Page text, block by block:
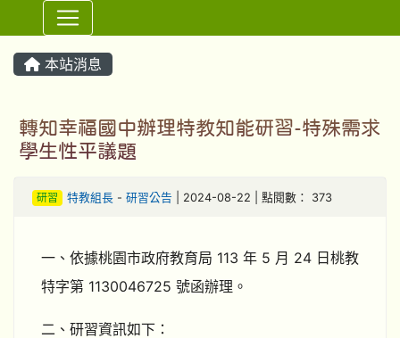
⏸
本站消息
轉知幸福國中辦理特教知能研習-特殊需求
學生性平議題
研習 特教組長- 研習公告 | 2024-08-22 | 點閱數： 373
一、依據桃園市政府教育局 113 年 5 月 24 日桃教
特字第 1130046725 號函辦理。
二、研習資訊如下：